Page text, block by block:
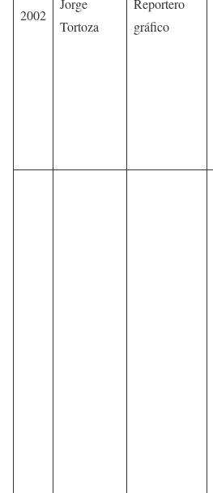
2002
Jorge
Tortoza
Reportero
gráfico